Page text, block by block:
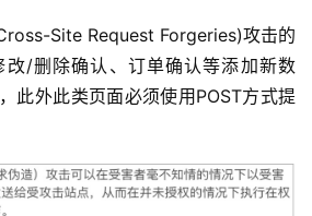
Site Request Forgeries)攻击的
改/删除确认、订单确认等添加新数
此外此类页面必须使用POST方式提